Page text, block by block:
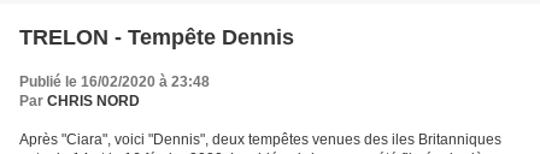
TRELON - Tempête Dennis
Publié le 16/02/2020 à 23:48
Par CHRIS NORD
Après "Ciara", voici "Dennis", deux tempêtes venues des iles Britanniques